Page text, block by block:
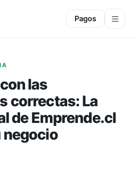
Pagos
las
correctas: La
de Emprende.cl
negocio